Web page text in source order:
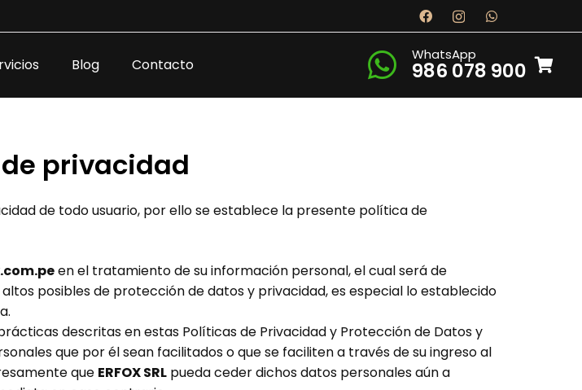
Blog Contacto
WhatsApp
986 078 900
privacidad
de todo usuario, por ello se establece la presente política de
en el tratamiento de su información personal, el cual será de
posibles de protección de datos y privacidad, es especial lo establecido
descritas en estas Políticas de Privacidad y Protección de Datos y
que por él sean facilitados o que se faciliten a través de su ingreso al
que ERFOX SRL pueda ceder dichos datos personales aún a